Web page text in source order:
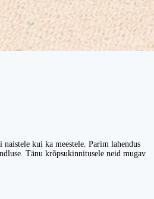
naistele kui ka meestele. Parim lahendus
Tänu krõpsukinnitusele neid mugav